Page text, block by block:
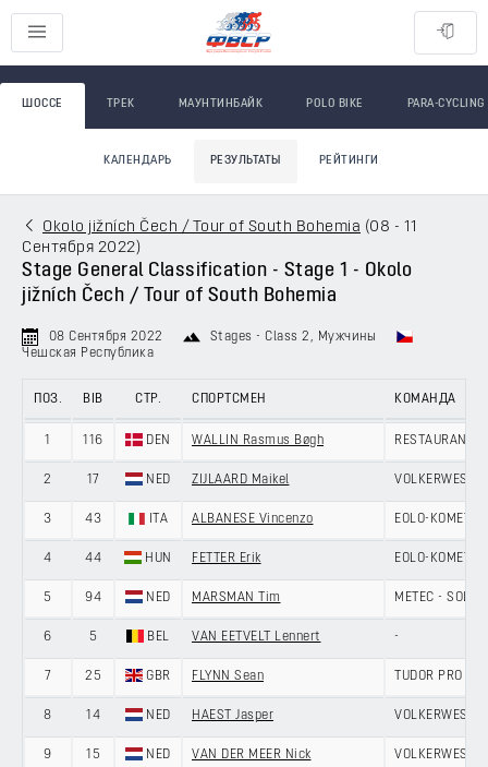
ШОССЕ ТРЕК МАУНТИНБАЙК POLO BIKE PARA-CYCLING
КАЛЕНДАРЬ РЕЗУЛЬТАТЫ РЕЙТИНГИ
Okolo jižních Čech / Tour of South Bohemia (08 - 11
Сентября 2022)
Stage General Classification - Stage 1 - Okolo
jižních Čech / Tour of South Bohemia
08 Сентября 2022 Stages - Class 2 , Мужчины
Чешская Республика
ПОЗ. BIB СТР. СПОРТСМЕН КОМАНДА
1 116 DEN WALLIN Rasmus Bøgh RESTAURANT
2 17 NED ZIJLAARD Maikel
3 43 ITA ALBANESE Vincenzo EOLO-KOMETA
4 44 HUN FETTER Erik EOLO-KOMETA
5 94 NED MARSMAN Tim METEC -
6 5 BEL VAN EETVELT Lennert -
7 25 GBR FLYNN Sean TUDOR PRO
8 14 NED HAEST Jasper
9 15 NED VAN DER MEER Nick